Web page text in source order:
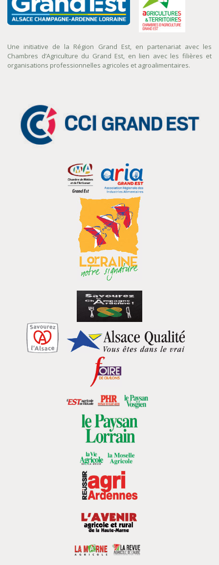
Une initiative de la Région Grand Est, en partenariat avec les
Chambres d’Agriculture du Grand Est, en lien avec les filières et
organisations professionnelles agricoles et agroalimentaires.